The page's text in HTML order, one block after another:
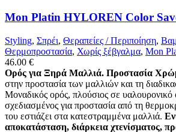
Mon Platin HYLOREN Color
Styling, Σπρέι, Θεραπείες / Περιποίηση,
Θερμοπροστασία, Χωρίς ξέβγαλμα, Mon
46.00 €
Ορός για Ξηρά Μαλλιά. Προστασία
στην προστασία των μαλλιών και τη
Μοναδικός ορός, πλούσιος σε υαλουρονικό
σχεδιασμένος για προστασία από τη
του εστιάζει στα κατεστραμμένα μαλλιά.
αποκατάσταση, διάρκεια χτενίσματος,